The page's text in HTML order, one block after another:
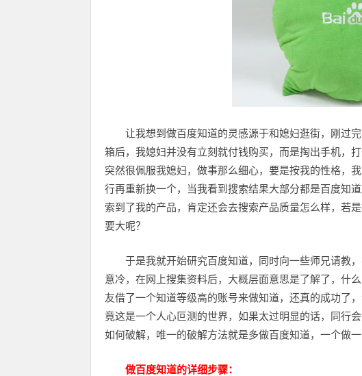
让我想到做百度知道的灵感源于和媳妇逛街，刚过
箱后，我媳妇并没有立刻就付钱购买，而是掏出手机，
突然很佩服我媳妇，做事那么细心，要是按我的性格，
行再重新换一个，当我看到搜索结果大部分都是百度知
索到了我的产品，肯定还会去搜索产品质量怎么样，若
要大呢？
于是我就开始研究百度知道，同时向一些师兄请教
意冷，在网上搜集资料后，大概层面意思是了解了，什
友借了一个知道等级高的账号来做知道，还真的成功了
竟这是一个人心叵测的世界，如果太过明显的话，同行
如何破解，唯一的破解方法就是多做百度知道，一个做
做百度知道的详细步骤：